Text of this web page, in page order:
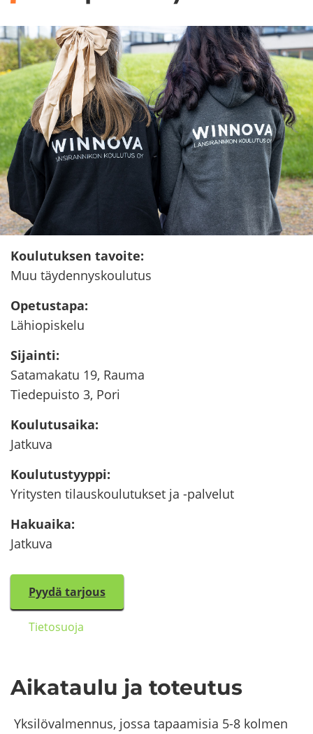
Kou­lu­tuk­sen ta­voi­te:
Muu täy­den­nys­kou­lu­tus
Ope­tus­ta­pa:
Lä­hio­pis­ke­lu
Si­jain­ti:
Sa­ta­ma­ka­tu 19, Rauma
Tie­de­puis­to 3, Pori
Kou­lu­tusai­ka:
Jat­ku­va
Kou­lu­tus­tyyp­pi:
Yri­tys­ten ti­laus­kou­lu­tuk­set ja -​palvelut
Ha­kuai­ka:
Jat­ku­va
Pyydä tar­jous
Tie­to­suo­ja
Ai­ka­tau­lu ja to­teu­tus
Yk­si­lö­val­men­nus, jossa tapaa­mi­sia 5-8 kol­men